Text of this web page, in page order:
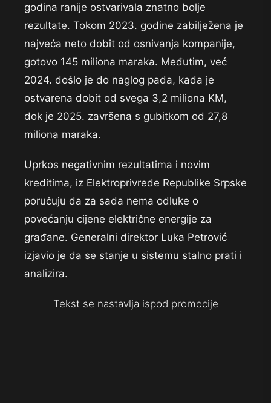
godina ranije ostvarivala znatno bolje
rezultate. Tokom 2023. godine zabilježena je
najveća neto dobit od osnivanja kompanije,
gotovo 145 miliona maraka. Međutim, već
2024. došlo je do naglog pada, kada je
ostvarena dobit od svega 3,2 miliona KM,
dok je 2025. završena s gubitkom od 27,8
miliona maraka.
Uprkos negativnim rezultatima i novim
kreditima, iz Elektroprivrede Republike Srpske
poručuju da za sada nema odluke o
povećanju cijene električne energije za
građane. Generalni direktor Luka Petrović
izjavio je da se stanje u sistemu stalno prati i
analizira.
Tekst se nastavlja ispod promocije